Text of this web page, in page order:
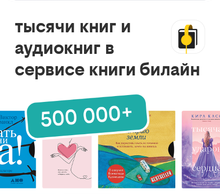
тысячи книг и
аудиокниг в
сервисе книги билайн